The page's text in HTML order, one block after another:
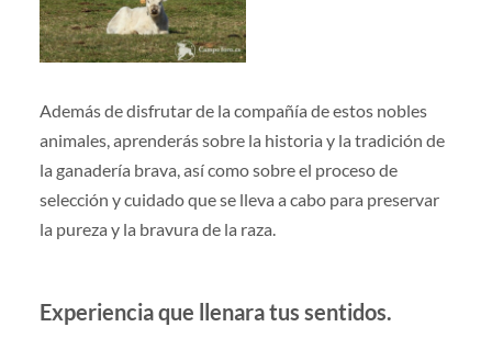
Además de disfrutar de la compañía de estos nobles
animales, aprenderás sobre la historia y la tradición de
la ganadería brava, así como sobre el proceso de
selección y cuidado que se lleva a cabo para preservar
la pureza y la bravura de la raza.
Experiencia que llenara tus sentidos.